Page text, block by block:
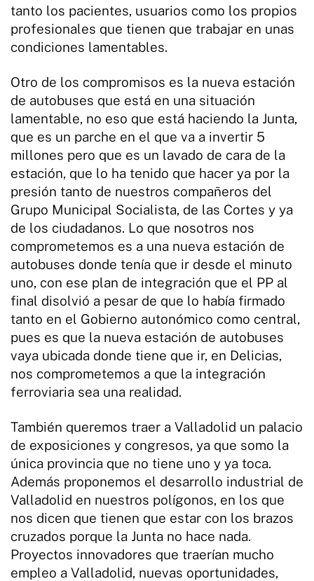
tanto los pacientes, usuarios como los propios
profesionales que tienen que trabajar en unas
condiciones lamentables.
Otro de los compromisos es la nueva estación
de autobuses que está en una situación
lamentable, no eso que está haciendo la Junta,
que es un parche en el que va a invertir 5
millones pero que es un lavado de cara de la
estación, que lo ha tenido que hacer ya por la
presión tanto de nuestros compañeros del
Grupo Municipal Socialista, de las Cortes y ya
de los ciudadanos. Lo que nosotros nos
comprometemos es a una nueva estación de
autobuses donde tenía que ir desde el minuto
uno, con ese plan de integración que el PP al
final disolvió a pesar de que lo había firmado
tanto en el Gobierno autonómico como central,
pues es que la nueva estación de autobuses
vaya ubicada donde tiene que ir, en Delicias,
nos comprometemos a que la integración
ferroviaria sea una realidad.
También queremos traer a Valladolid un palacio
de exposiciones y congresos, ya que somo la
única provincia que no tiene uno y ya toca.
Además proponemos el desarrollo industrial de
Valladolid en nuestros polígonos, en los que
nos dicen que tienen que estar con los brazos
cruzados porque la Junta no hace nada.
Proyectos innovadores que traerían mucho
empleo a Valladolid, nuevas oportunidades,